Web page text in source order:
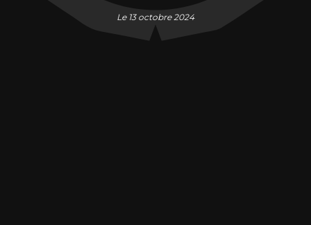
Le 13 octobre 2024